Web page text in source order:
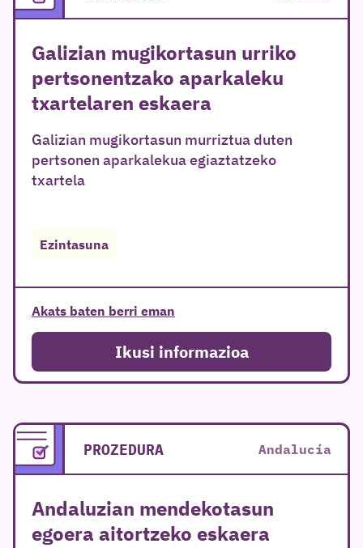
Galizian mugikortasun urriko
pertsonentzako aparkaleku
txartelaren eskaera
Galizian mugikortasun murriztua duten
pertsonen aparkalekua egiaztatzeko
txartela
Ezintasuna
Akats baten berri eman
Ikusi informazioa
PROZEDURA Andalucía
Andaluzian mendekotasun
egoera aitortzeko eskaera